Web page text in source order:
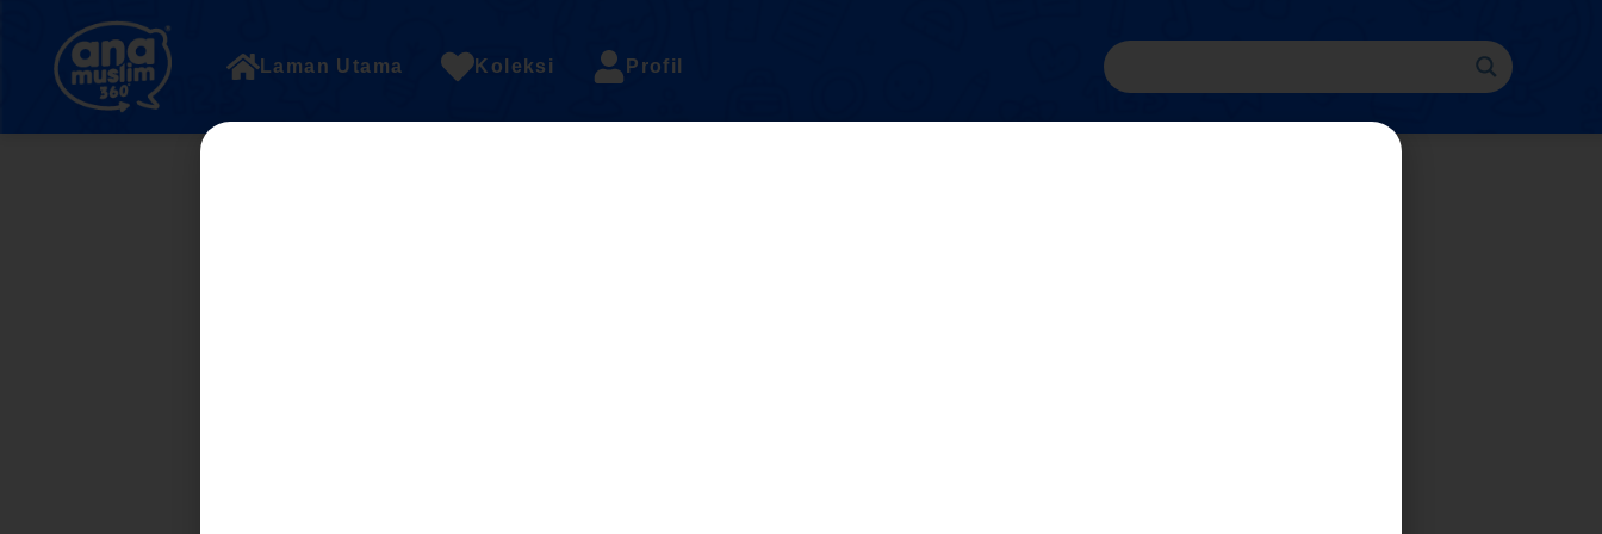
Laman Utama Koleksi Profil
PART 1